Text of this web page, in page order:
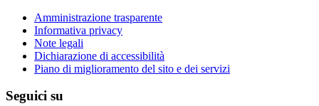
Amministrazione trasparente
Informativa privacy
Note legali
Dichiarazione di accessibilità
Piano di miglioramento del sito e dei servizi
Seguici su